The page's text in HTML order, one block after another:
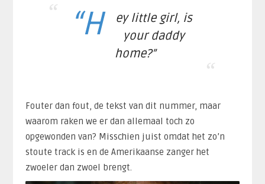
“H
ey little girl, is
your daddy
home?”
Fouter dan fout, de tekst van dit nummer, maar
waarom raken we er dan allemaal toch zo
opgewonden van? Misschien juist omdat het zo’n
stoute track is en de Amerikaanse zanger het
zwoeler dan zwoel brengt.